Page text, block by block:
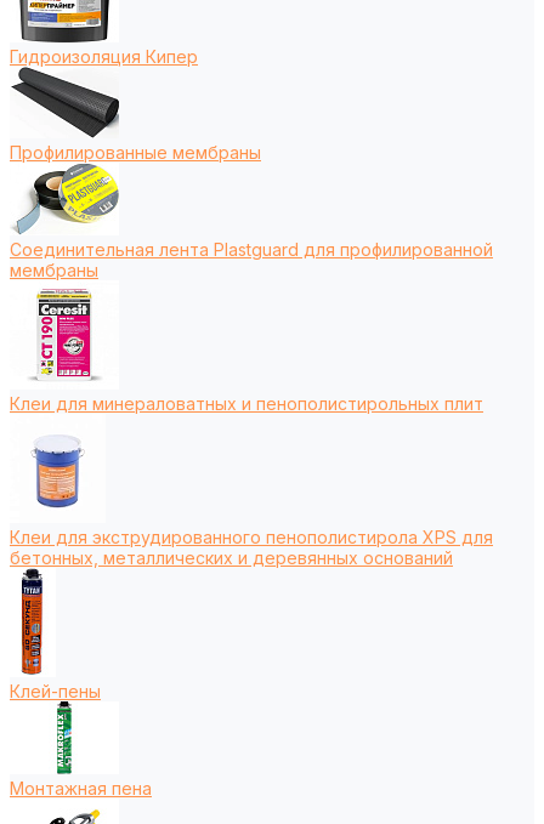
Гидроизоляция Кипер
Профилированные мембраны
Соединительная лента Plastguard для профилированной
мембраны
Клеи для минераловатных и пенополистирольных плит
Клеи для экструдированного пенополистирола XPS для
бетонных, металлических и деревянных оснований
Клей-пены
Монтажная пена